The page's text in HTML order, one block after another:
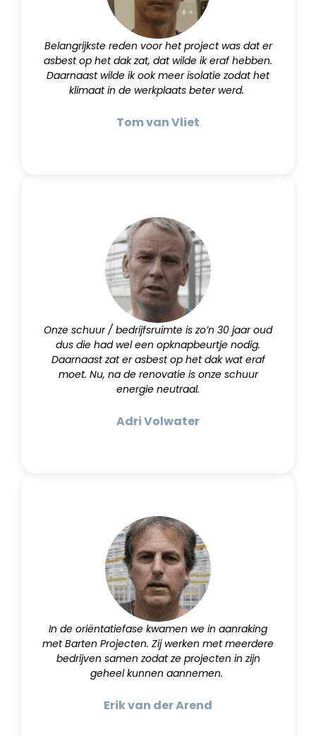
Belangrijkste reden voor het project was dat er
asbest op het dak zat, dat wilde ik eraf hebben.
Daarnaast wilde ik ook meer isolatie zodat het
klimaat in de werkplaats beter werd.
Tom van Vliet
Onze schuur / bedrijfsruimte is zo’n 30 jaar oud
dus die had wel een opknapbeurtje nodig.
Daarnaast zat er asbest op het dak wat eraf
moet. Nu, na de renovatie is onze schuur
energie neutraal.
Adri Volwater
In de oriëntatiefase kwamen we in aanraking
met Barten Projecten. Zij werken met meerdere
bedrijven samen zodat ze projecten in zijn
geheel kunnen aannemen.
Erik van der Arend